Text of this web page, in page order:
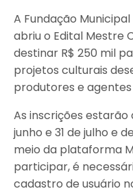
A Fundação
abriu o Edital Mestre
destinar R$ 250 mil
projetos culturais
produtores e
As inscrições estarão
junho e 31 de julho e
meio da plataforma
participar, é
cadastro de usuário